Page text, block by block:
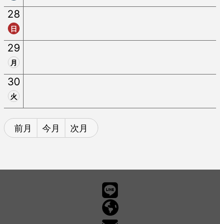
28
日
29
月
30
火
前月 今月 次月